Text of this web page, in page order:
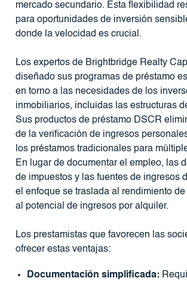
mercado secundario. Esta flexibilidad
para oportunidades de inversión
donde la velocidad es crucial.
Los expertos de Brightbridge Realty
diseñado sus programas de préstamo
en torno a las necesidades de los
inmobiliarios, incluidas las estructuras
Sus productos de préstamo DSCR
de la verificación de ingresos
los préstamos tradicionales para
En lugar de documentar el empleo, las
de impuestos y las fuentes de ingresos
el enfoque se traslada al rendimiento
al potencial de ingresos por alquiler.
Los prestamistas que favorecen las
ofrecer estas ventajas:
Documentación simplificada: